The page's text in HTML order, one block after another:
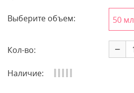
Выберите объем: 50 мл
Кол-во: −
Наличие: